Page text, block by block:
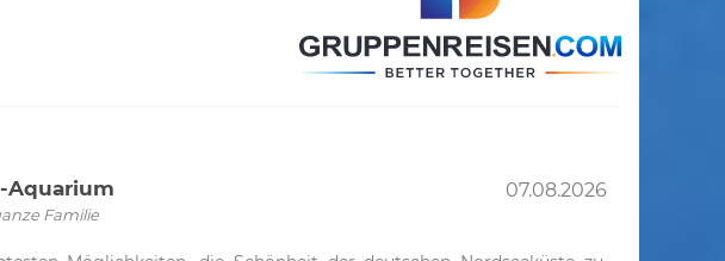
Aquarium 07.08.2026
Familie